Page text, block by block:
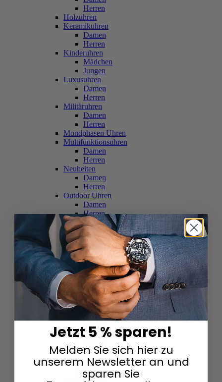
Herren
Holzuhren
Keramikuhren
Damen
Herren
Kinderuhren
Mädchen
Jungen
Luxusuhren
Damen
Herren
Militäruhren
Damen
Herren
Mondphasen Uhren
Multifunktionsuhren
Damen
Herren
Neuheiten
Damen
Herren
Outdoor Uhren
Damen
Herren
Schweizer Uhren
Damen
Herren
Skelettuhren
Damen
Herren
Smartwatches
Damen
Herren
Solaruhren
Herren
Damen
Sportuhren
Damen
Herren
Swarovski & Edelsteine
Damen
Herren
Jetzt 5 % sparen!
Melden Sie sich hier zu
unserem Newsletter an und
sparen Sie